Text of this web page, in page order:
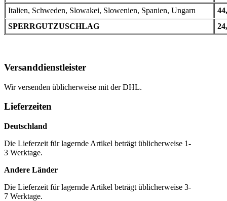
Italien, Schweden, Slowakei, Slowenien, Spanien, Ungarn
SPERRGUTZUSCHLAG
Versanddienstleister
Wir versenden üblicherweise mit der DHL.
Lieferzeiten
Deutschland
Die Lieferzeit für lagernde Artikel beträgt üblicherweise 1-
3 Werktage.
Andere Länder
Die Lieferzeit für lagernde Artikel beträgt üblicherweise 3-
7 Werktage.